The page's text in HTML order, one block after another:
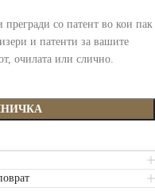
со патент во кои пак
и патенти за вашите
очилата или слично.